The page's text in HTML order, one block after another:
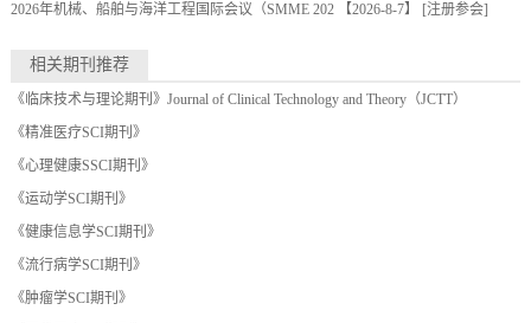
2026年机械、船舶与海洋工程国际会议（SMME 202【2026-8-7】 [注册参会]
相关期刊推荐
《临床技术与理论期刊》Journal of Clinical Technology and Theory（JCTT）
《精准医疗SCI期刊》
《心理健康SSCI期刊》
《运动学SCI期刊》
《健康信息学SCI期刊》
《流行病学SCI期刊》
《肿瘤学SCI期刊》